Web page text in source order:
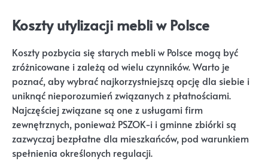
Koszty utylizacji mebli w Polsce
Koszty pozbycia się starych mebli w Polsce mogą być
zróżnicowane i zależą od wielu czynników. Warto je
poznać, aby wybrać najkorzystniejszą opcję dla siebie i
uniknąć nieporozumień związanych z płatnościami.
Najczęściej związane są one z usługami firm
zewnętrznych, ponieważ PSZOK-i i gminne zbiórki są
zazwyczaj bezpłatne dla mieszkańców, pod warunkiem
spełnienia określonych regulacji.